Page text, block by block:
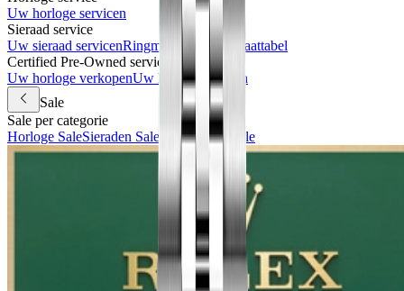
Uw horloge servicen
Sieraad service
Uw sieraad servicenRingmaat meten & maattabel
Certified Pre-Owned services
Uw horloge verkopenUw horloge inruilen
Sale
Sale per categorie
Horloge SaleSieraden Sale Accessoires Sale